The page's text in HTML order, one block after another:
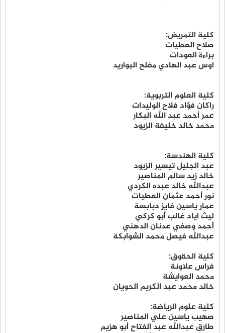
كلية التمريض:
صلاح العطيات
براءة العودات
اوس عبد الهادي مفلح البواريد
كلية العلوم التربوية:
راكان فؤاد فلاح الوليدات
عمر أحمد عبد الله البكار
محمد خالد خليفة الزيود
كلية الهندسة:
عبد الجليل تيسير الزيود
خالد زيد سالم المناصير
عبدالله خالد عبده الكردي
نور أحمد عثمان العطيات
عمار ياسين فايز دبابسة
ليث اياد غالب أبو كركي
أحمد وصفي عدنان الدهني
عبدالله فيصل محمد الشوابكة
كلية الحقوق:
فراس علاونة
محمد العوايشة
خالد محمد عبد الكريم الحويان
كلية علوم الرياضة:
صهيب ياسين علي المناصير
طارق عبدالله عبد الفتاح أبو هزيم